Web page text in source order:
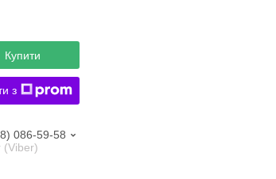
Купити
з
086-59-58
(Viber)